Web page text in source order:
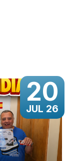
20
JUL 26